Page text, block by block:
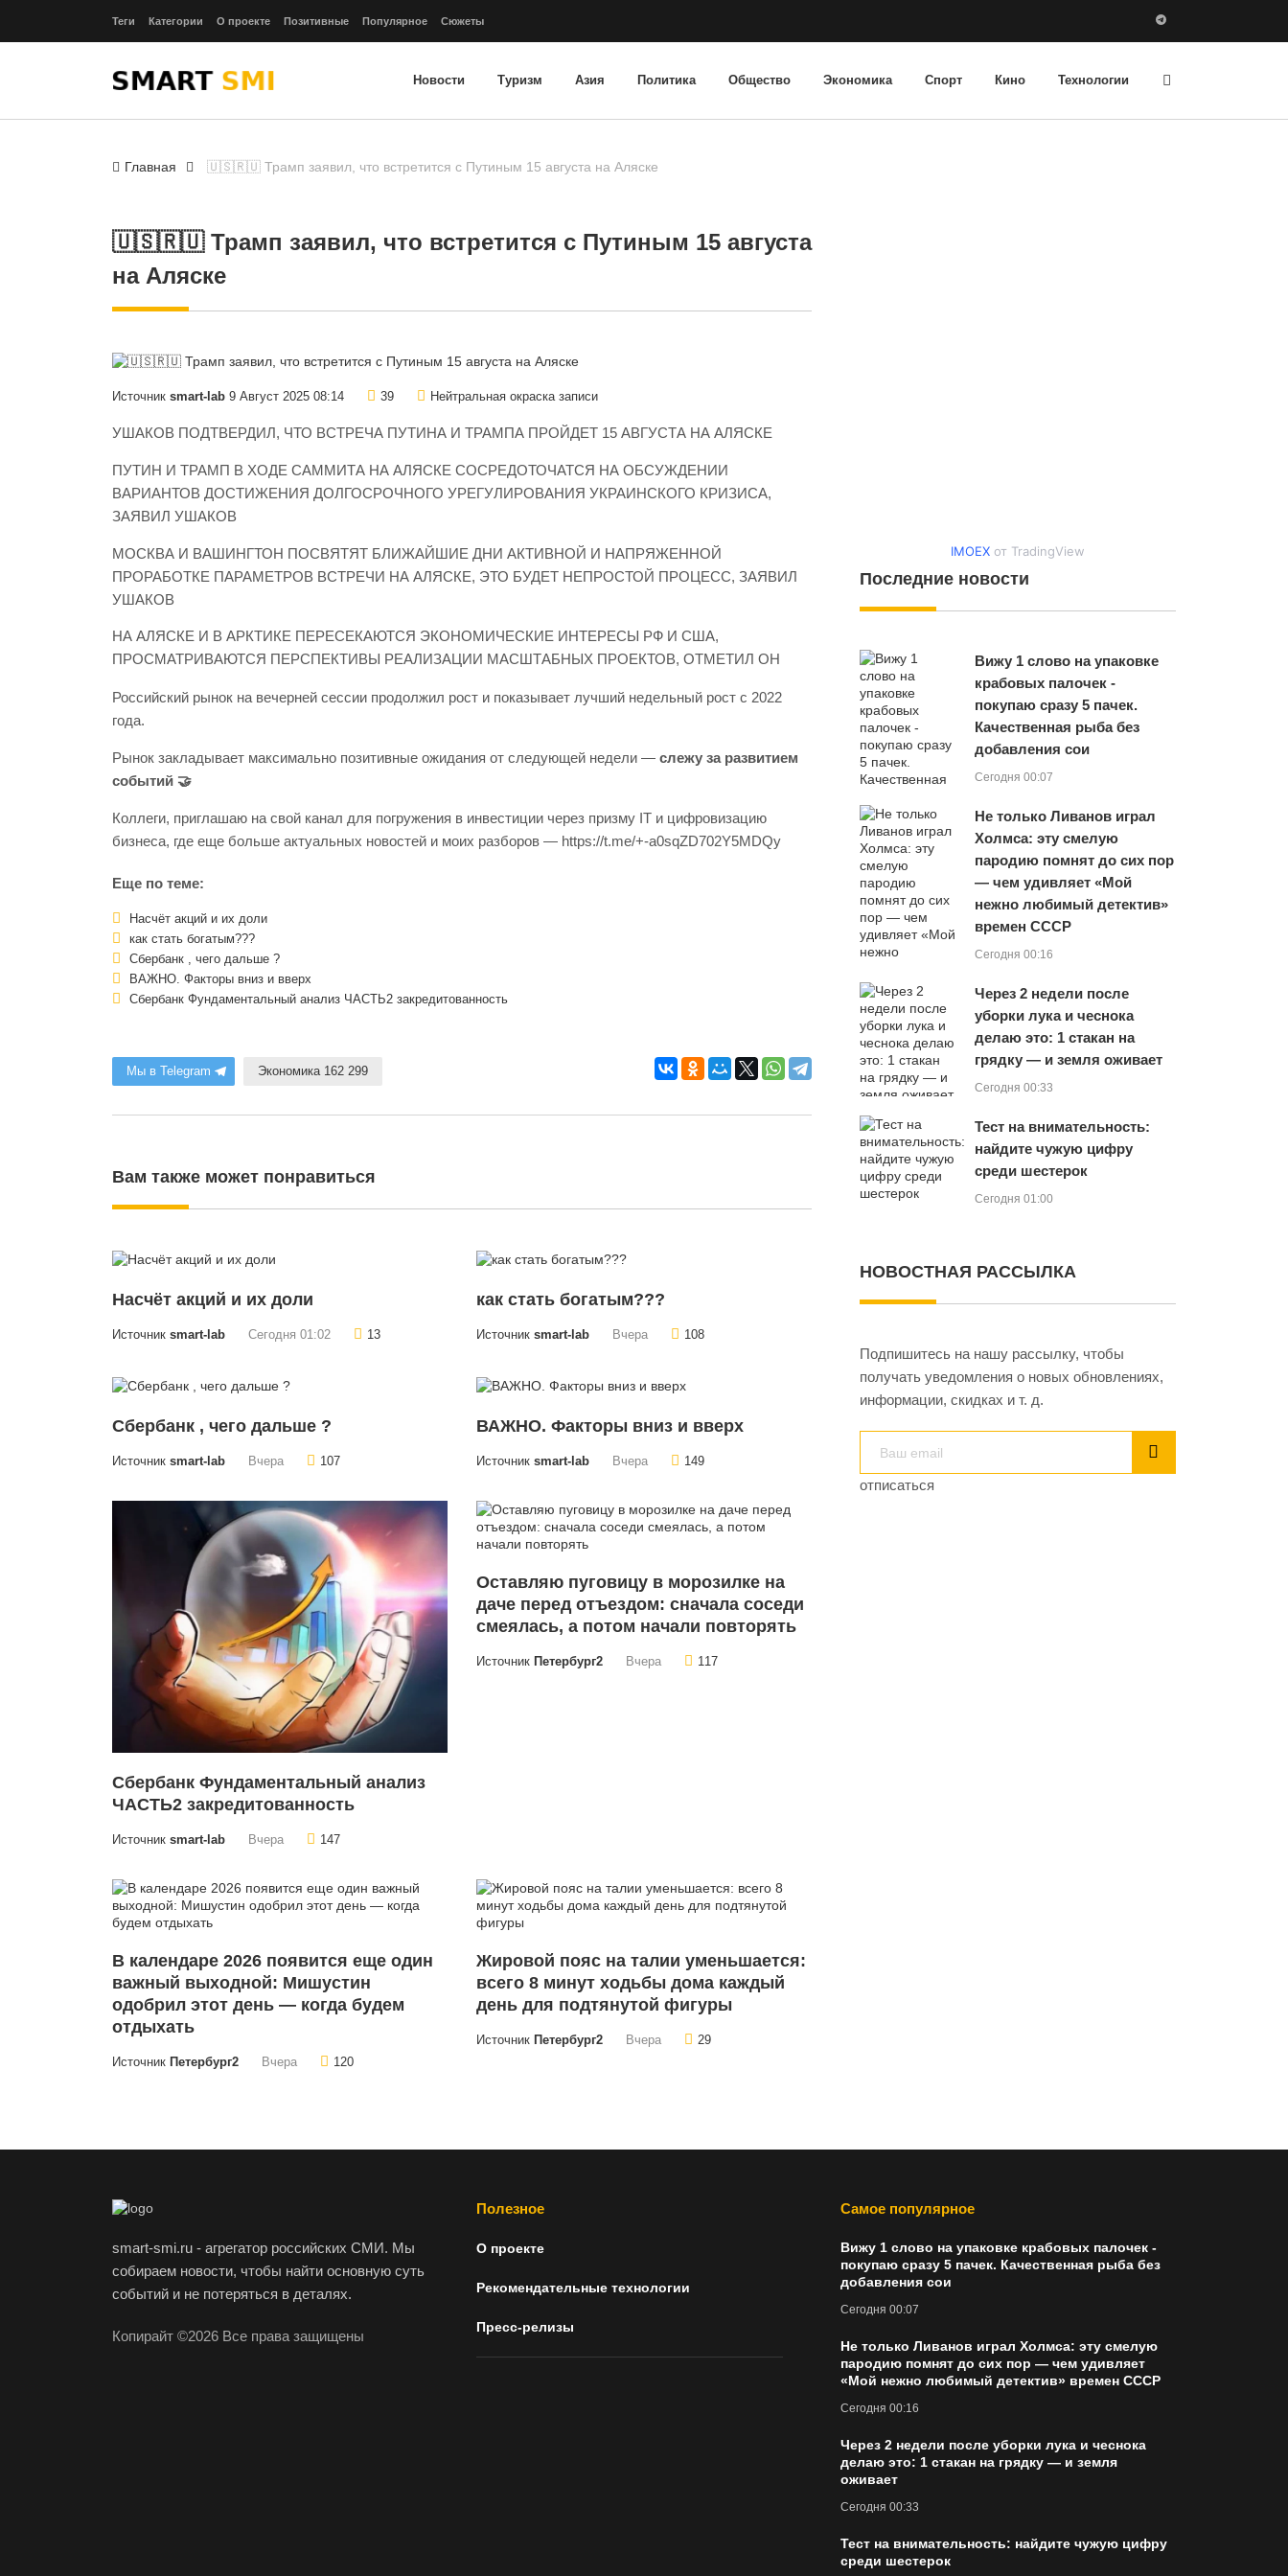
Теги Категории О проекте Позитивные Популярное Сюжеты
Новости Туризм Азия Политика Общество Экономика Спорт Кино Технологии
Главная 🇺🇸🇷🇺 Трамп заявил, что встретится с Путиным 15 августа на Аляске
🇺🇸🇷🇺 Трамп заявил, что встретится с Путиным 15 августа
на Аляске
Источник smart-lab 9 Август 2025 08:14 39 Нейтральная окраска записи
УШАКОВ ПОДТВЕРДИЛ, ЧТО ВСТРЕЧА ПУТИНА И ТРАМПА ПРОЙДЕТ 15 АВГУСТА НА АЛЯСКЕ
ПУТИН И ТРАМП В ХОДЕ САММИТА НА АЛЯСКЕ СОСРЕДОТОЧАТСЯ НА ОБСУЖДЕНИИ
ВАРИАНТОВ ДОСТИЖЕНИЯ ДОЛГОСРОЧНОГО УРЕГУЛИРОВАНИЯ УКРАИНСКОГО КРИЗИСА,
ЗАЯВИЛ УШАКОВ
МОСКВА И ВАШИНГТОН ПОСВЯТЯТ БЛИЖАЙШИЕ ДНИ АКТИВНОЙ И НАПРЯЖЕННОЙ
ПРОРАБОТКЕ ПАРАМЕТРОВ ВСТРЕЧИ НА АЛЯСКЕ, ЭТО БУДЕТ НЕПРОСТОЙ ПРОЦЕСС, ЗАЯВИЛ
УШАКОВ
НА АЛЯСКЕ И В АРКТИКЕ ПЕРЕСЕКАЮТСЯ ЭКОНОМИЧЕСКИЕ ИНТЕРЕСЫ РФ И США,
ПРОСМАТРИВАЮТСЯ ПЕРСПЕКТИВЫ РЕАЛИЗАЦИИ МАСШТАБНЫХ ПРОЕКТОВ, ОТМЕТИЛ ОН
Российский рынок на вечерней сессии продолжил рост и показывает лучший недельный рост с 2022
года.
Рынок закладывает максимально позитивные ожидания от следующей недели — слежу за развитием
событий 🤝
Коллеги, приглашаю на свой канал для погружения в инвестиции через призму IT и цифровизацию
бизнеса, где еще больше актуальных новостей и моих разборов — https://t.me/+-a0sqZD702Y5MDQy
Еще по теме:
Насчёт акций и их доли
как стать богатым???
Сбербанк , чего дальше ?
ВАЖНО. Факторы вниз и вверх
Сбербанк Фундаментальный анализ ЧАСТЬ2 закредитованность
Мы в Telegram Экономика 162 299
Вам также может понравиться
Насчёт акций и их доли
Источник smart-lab Сегодня 01:02 13
как стать богатым???
Источник smart-lab Вчера 108
Сбербанк , чего дальше ?
Источник smart-lab Вчера 107
ВАЖНО. Факторы вниз и вверх
Источник smart-lab Вчера 149
Сбербанк Фундаментальный анализ
ЧАСТЬ2 закредитованность
Источник smart-lab Вчера 147
Оставляю пуговицу в морозилке на
даче перед отъездом: сначала соседи
смеялась, а потом начали повторять
Источник Петербург2 Вчера 117
В календаре 2026 появится еще один
важный выходной: Мишустин
одобрил этот день — когда будем
отдыхать
Источник Петербург2 Вчера 120
Жировой пояс на талии уменьшается:
всего 8 минут ходьбы дома каждый
день для подтянутой фигуры
Источник Петербург2 Вчера 29
IMOEX от TradingView
Последние новости
Вижу 1 слово на упаковке
крабовых палочек -
покупаю сразу 5 пачек.
Качественная рыба без
добавления сои
Сегодня 00:07
Не только Ливанов играл
Холмса: эту смелую
пародию помнят до сих пор
— чем удивляет «Мой
нежно любимый детектив»
времен СССР
Сегодня 00:16
Через 2 недели после
уборки лука и чеснока
делаю это: 1 стакан на
грядку — и земля оживает
Сегодня 00:33
Тест на внимательность:
найдите чужую цифру
среди шестерок
Сегодня 01:00
НОВОСТНАЯ РАССЫЛКА
Подпишитесь на нашу рассылку, чтобы
получать уведомления о новых обновлениях,
информации, скидках и т. д.
отписаться
smart-smi.ru - агрегатор российских СМИ. Мы
собираем новости, чтобы найти основную суть
событий и не потеряться в деталях.
Копирайт ©2026 Все права защищены
Полезное
О проекте
Рекомендательные технологии
Пресс-релизы
Самое популярное
Вижу 1 слово на упаковке крабовых палочек -
покупаю сразу 5 пачек. Качественная рыба без
добавления сои
Сегодня 00:07
Не только Ливанов играл Холмса: эту смелую
пародию помнят до сих пор — чем удивляет
«Мой нежно любимый детектив» времен СССР
Сегодня 00:16
Через 2 недели после уборки лука и чеснока
делаю это: 1 стакан на грядку — и земля
оживает
Сегодня 00:33
Тест на внимательность: найдите чужую цифру
среди шестерок